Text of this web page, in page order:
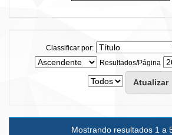
Classificar por:
Resultados/Página
Mostrando resultados 1 a